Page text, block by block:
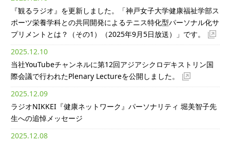
『観るラジオ』を更新しました。「神戸女子大学健康福祉学部ス
ポーツ栄養学科との共同開発によるテニス特化型パーソナル化サ
プリメントとは？（その1）（2025年9月5日放送）」です。
2025.12.10
当社YouTubeチャンネルに第12回アジアシクロデキストリン国
際会議で行われたPlenary Lectureを公開しました。
2025.12.09
ラジオNIKKEI『健康ネットワーク』パーソナリティ 堀美智子先
生への追悼メッセージ
2025.12.08